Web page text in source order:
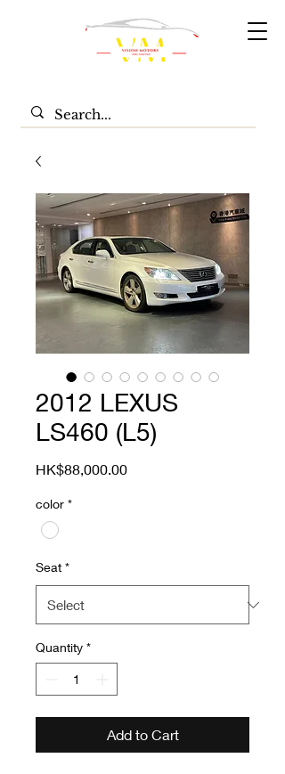
2012 LEXUS
LS460 (L5)
HK$88,000.00Price
color *
Seat *
Quantity *
Add to Cart